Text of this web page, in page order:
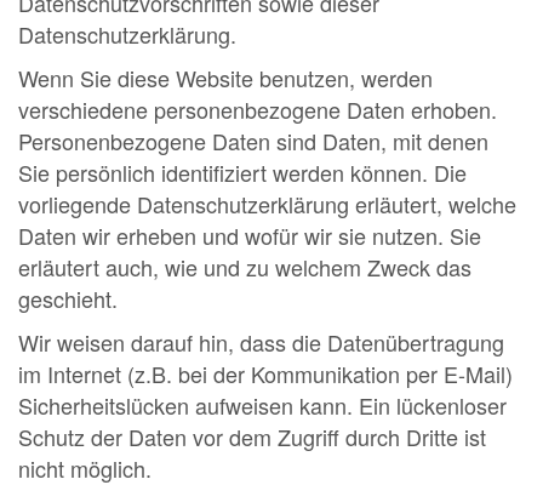
Datenschutzerklärung.
Wenn Sie diese Website benutzen, werden
verschiedene personenbezogene Daten erhoben.
Personenbezogene Daten sind Daten, mit denen
Sie persönlich identifiziert werden können. Die
vorliegende Datenschutzerklärung erläutert, welche
Daten wir erheben und wofür wir sie nutzen. Sie
erläutert auch, wie und zu welchem Zweck das
geschieht.
Wir weisen darauf hin, dass die Datenübertragung
im Internet (z.B. bei der Kommunikation per E-Mail)
Sicherheitslücken aufweisen kann. Ein lückenloser
Schutz der Daten vor dem Zugriff durch Dritte ist
nicht möglich.